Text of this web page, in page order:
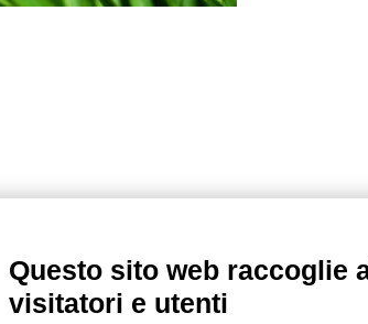
Questo sito web raccoglie
visitatori e utenti